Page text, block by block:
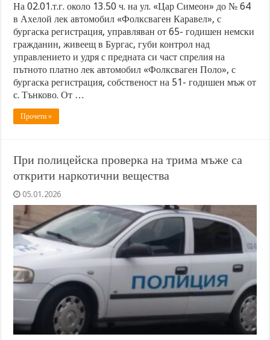
На 02.01.т.г. около 13.50 ч. на ул. «Цар Симеон» до № 64
в Ахелой лек автомобил «Фолксваген Каравел», с
бургаска регистрация, управляван от 65- годишен немски
гражданин, живеещ в Бургас, губи контрол над
управлението и удря с предната си част спрелия на
пътното платно лек автомобил «Фолксваген Поло», с
бургаска регистрация, собственост на 51- годишен мъж от
с. Тънково. От …
Прочети »
При полицейска проверка на трима мъже са
открити наркотични вещества
05.01.2026